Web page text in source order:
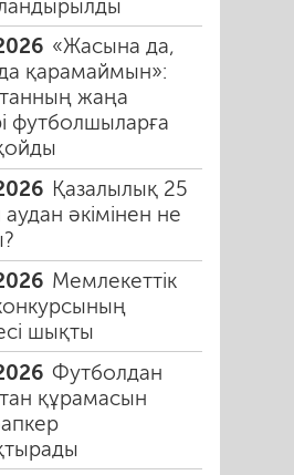
«Жасына да,
қарамаймын»:
жаңа
футболшыларға
Қазалылық 25
әкімінен не
Мемлекеттік
шықты
Футболдан
құрамасын